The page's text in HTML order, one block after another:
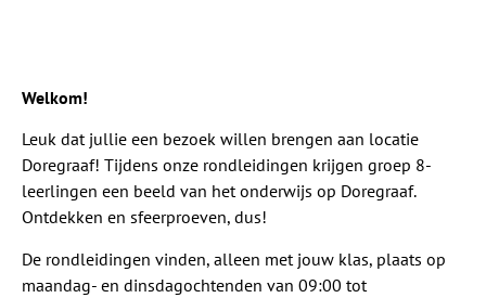
Welkom!
Leuk dat jullie een bezoek willen brengen aan locatie
Doregraaf! Tijdens onze rondleidingen krijgen groep 8-
leerlingen een beeld van het onderwijs op Doregraaf.
Ontdekken en sfeerproeven, dus!
De rondleidingen vinden, alleen met jouw klas, plaats op
maandag- en dinsdagochtenden van 09:00 tot